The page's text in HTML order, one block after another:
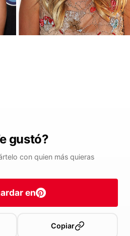
gustó?
con quien más quieras
en
Copiar